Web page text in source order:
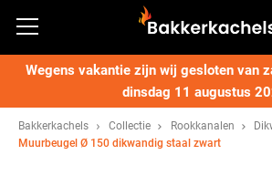
Wegens vakantie zijn wij gesloten van
dinsdag 11 augustus
Bakkerkachels Collectie Rookkanalen
Muurbeugel Ø 150 dikwandig staal zwart